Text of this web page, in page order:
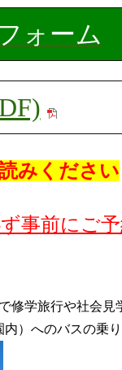
ォーム
みください
事前にご
修学旅行や社会見
）へのバスの乗り